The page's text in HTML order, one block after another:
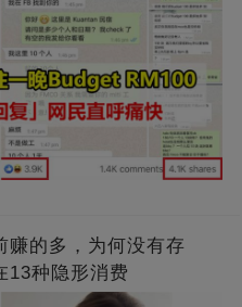
赚的多，为何没有存
13种隐形消费